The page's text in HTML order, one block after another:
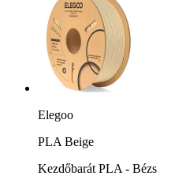
Elegoo
PLA Beige
Kezdőbarát PLA - Bézs